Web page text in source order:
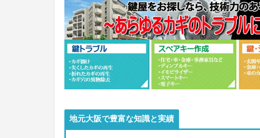
地元大阪で豊富な知識と実績